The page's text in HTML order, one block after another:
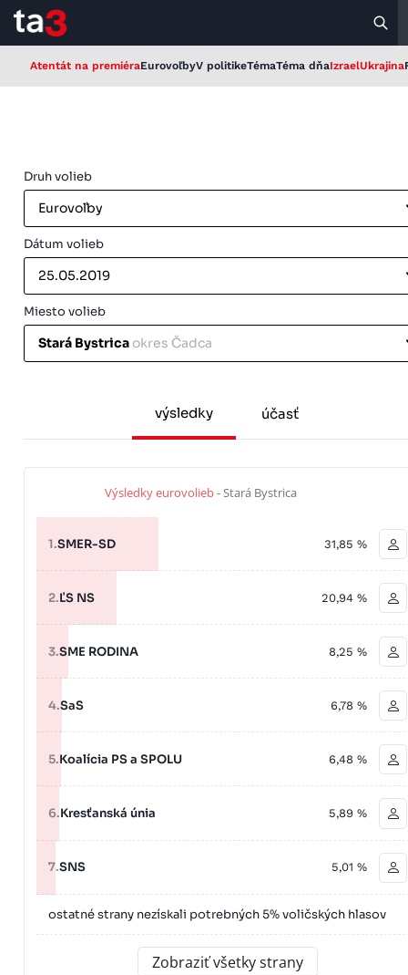
Atentát na premiéraEurovoľbyV politikeTémaTéma dňaIzraelUkrajina
Druh volieb
Eurovoľby
Dátum volieb
25.05.2019
Miesto volieb
Stará Bystrica okres Čadca
výsledky účasť
Výsledky eurovolieb- Stará Bystrica
1.SMER-SD 31,85 %
2.ĽS NS 20,94 %
3.SME RODINA 8,25 %
4.SaS 6,78 %
5.Koalícia PS a SPOLU 6,48 %
6.Kresťanská únia 5,89 %
7.SNS 5,01 %
ostatné strany nezískali potrebných 5% voličských hlasov
Zobraziť všetky strany